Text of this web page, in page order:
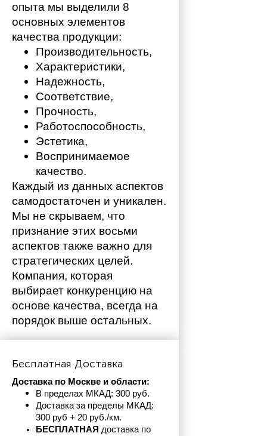
опыта мы выделили 8
основных элементов
качества продукции:
Производительность,
Характеристики,
Надежность,
Соответствие,
Прочность,
Работоспособность,
Эстетика,
Воспринимаемое
качество.
Каждый из данных аспектов
самодостаточен и уникален.
Мы не скрываем, что
признание этих восьми
аспектов также важно для
стратегических целей.
Компания, которая
выбирает конкуренцию на
основе качества, всегда на
порядок выше остальных.
Бесплатная Доставка
Доставка по Москве и области:
В пределах МКАД: 300 руб.
Доставка за пределы МКАД:
300 руб + 20 руб./км.
БЕСПЛАТНАЯ доставка по